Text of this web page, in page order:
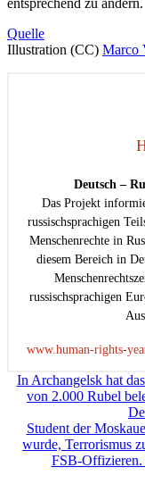
Quelle
Illustration (CC) Marco
Deutsch –
Das Projekt
russischsprachigen
Menschenrechte in
diesem Bereich in
russischsprachigen
www.human-rights-
In Archangelsk hat
von 2.000 Rubel
Student der
wurde, Terrorismus
FSB-Offizieren.